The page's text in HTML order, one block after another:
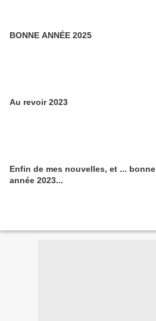
BONNE ANNÉE 2025
Au revoir 2023
Enfin de mes nouvelles, et ... bonne
année 2023...